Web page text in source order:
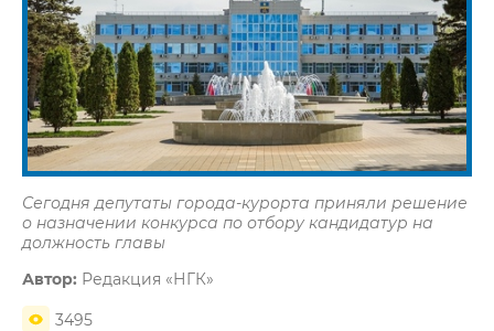
Сегодня депутаты города-курорта приняли решение
о назначении конкурса по отбору кандидатур на
должность главы
Автор: Редакция «НГК»
3495